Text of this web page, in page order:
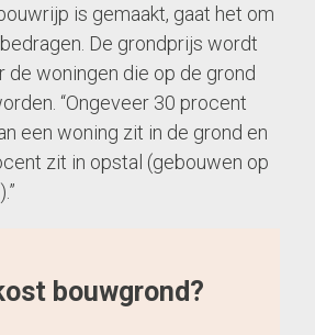
is gemaakt, gaat het om
De grondprijs wordt
de woningen die op de grond
“Ongeveer 30 procent
een woning zit in de grond en
zit in opstal (gebouwen op
bouwgrond?